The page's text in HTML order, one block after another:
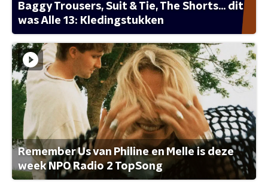
Baggy Trousers, Suit & Tie, The Shorts... dit
was Alle 13: Kledingstukken
Remember Us van Philine en Melle is deze
week NPO Radio 2 TopSong